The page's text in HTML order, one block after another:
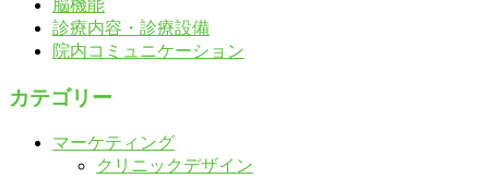
脳機能
診療内容・診療設備
院内コミュニケーション
カテゴリー
マーケティング
クリニックデザイン